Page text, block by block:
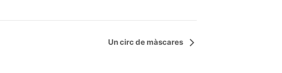
Un circ de màscares